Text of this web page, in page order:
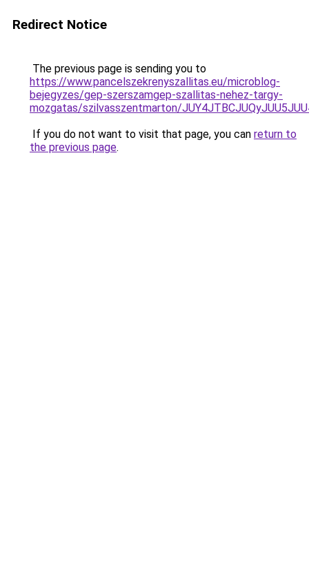
Redirect Notice
The previous page is sending you to
https://www.pancelszekrenyszallitas.eu/microblog-
bejegyzes/gep-szerszamgep-szallitas-nehez-targy-
mozgatas/szilvasszentmarton/
If you do not want to visit that page, you can return to
the previous page.